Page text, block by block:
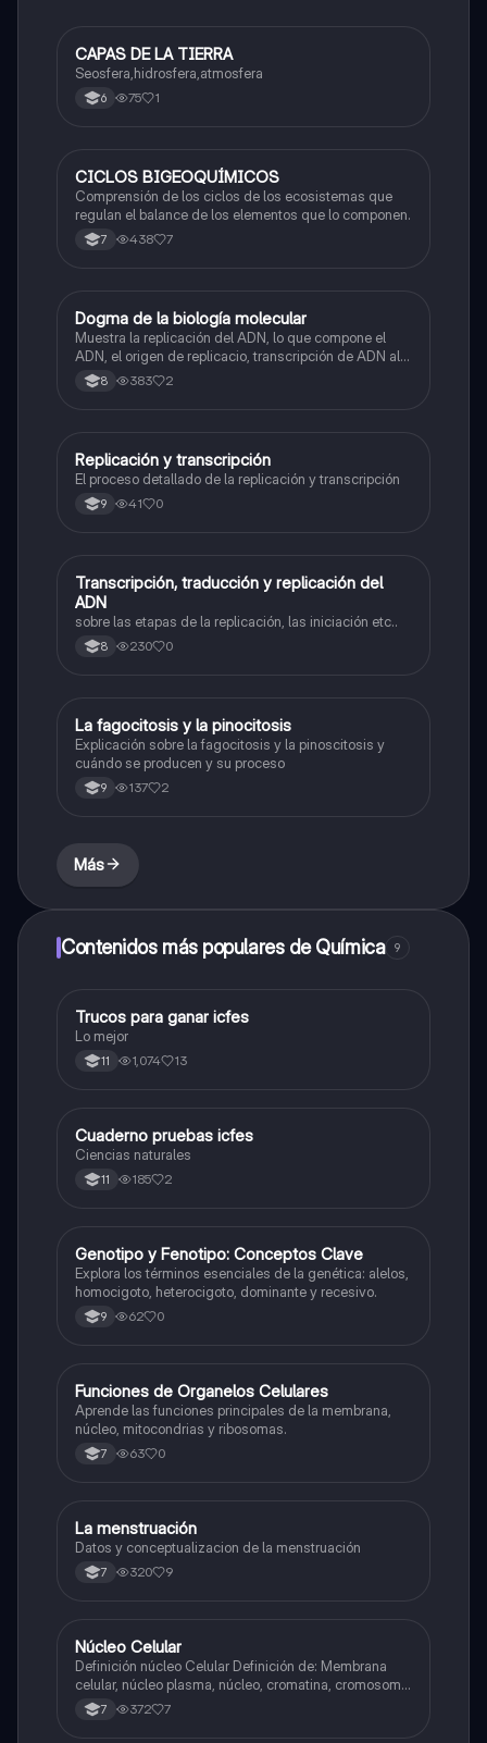
Biologia
CAPAS DE LA TIERRA
Seosfera,hidrosfera,atmosfera
6 75 1
Biologia
CICLOS BIGEOQUÍMICOS
Comprensión de los ciclos de los ecosistemas que
regulan el balance de los elementos que lo componen.
7 438 7
Biologia
Dogma de la biología molecular
Muestra la replicación del ADN, lo que compone el
ADN, el origen de replicacio, transcripción de ADN al
ARN y traducción de ARN a proteína.
8 383 2
Biologia
Replicación y transcripción
El proceso detallado de la replicación y transcripción
9 41 0
Biologia
Transcripción, traducción y replicación del
ADN
sobre las etapas de la replicación, las iniciación etc..
8 230 0
Biologia
La fagocitosis y la pinocitosis
Explicación sobre la fagocitosis y la pinoscitosis y
cuándo se producen y su proceso
9 137 2
Más
Contenidos más populares de Química 9
Química
Trucos para ganar icfes
Lo mejor
11 1,074 13
Biologia
Cuaderno pruebas icfes
Ciencias naturales
11 185 2
GBiologia
Genotipo y Fenotipo: Conceptos Clave
Explora los términos esenciales de la genética: alelos,
homocigoto, heterocigoto, dominante y recesivo.
9 62 0
FBiologia
Funciones de Organelos Celulares
Aprende las funciones principales de la membrana,
núcleo, mitocondrias y ribosomas.
7 63 0
Biologia
La menstruación
Datos y conceptualizacion de la menstruación
7 320 9
Biologia
Núcleo Celular
Definición núcleo Celular Definición de: Membrana
celular, núcleo plasma, núcleo, cromatina, cromosoma
Interfase Fases de la interfase
7 372 7